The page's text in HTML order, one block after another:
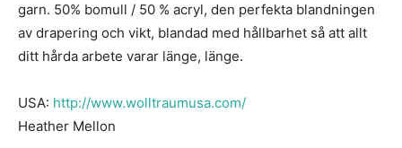
garn. 50% bomull / 50 % acryl, den perfekta blandningen
av drapering och vikt, blandad med hållbarhet så att allt
ditt hårda arbete varar länge, länge.
USA: http://www.wolltraumusa.com/
Heather Mellon